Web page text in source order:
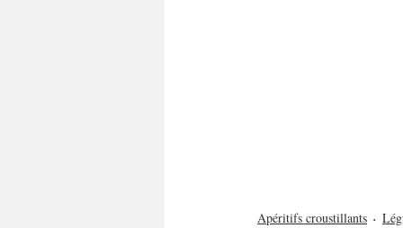
Apéritifs croustillants